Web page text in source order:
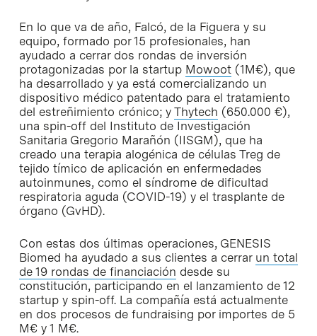
En lo que va de año, Falcó, de la Figuera y su
equipo, formado por 15 profesionales, han
ayudado a cerrar dos rondas de inversión
protagonizadas por la startup Mowoot(1M€), que
ha desarrollado y ya está comercializando un
dispositivo médico patentado para el tratamiento
del estreñimiento crónico; y Thytech (650.000 €),
una spin-off del Instituto de Investigación
Sanitaria Gregorio Marañón (IISGM), que ha
creado una terapia alogénica de células Treg de
tejido tímico de aplicación en enfermedades
autoinmunes, como el síndrome de dificultad
respiratoria aguda (COVID-19) y el trasplante de
órgano (GvHD).
Con estas dos últimas operaciones, GENESIS
Biomed ha ayudado a sus clientes a cerrar un total
de 19 rondas de financiación desde su
constitución, participando en el lanzamiento de 12
startup y spin-off. La compañía está actualmente
en dos procesos de fundraising por importes de 5
M€ y 1 M€.